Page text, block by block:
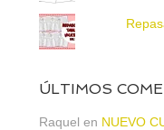
ÚLTIMOS
Raquel en NUEVO